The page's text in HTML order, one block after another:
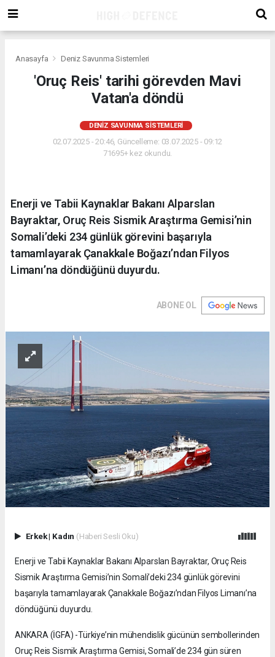
Anasayfa Deniz Savunma Sistemleri
'Oruç Reis' tarihi görevden Mavi
Vatan'a döndü
DENIZ SAVUNMA SISTEMLERI
02.07.2025 - 20:46, Güncelleme: 03.07.2025 - 09:12
71695+ kez okundu.
Enerji ve Tabii Kaynaklar Bakanı Alparslan
Bayraktar, Oruç Reis Sismik Araştırma Gemisi’nin
Somali’deki 234 günlük görevini başarıyla
tamamlayarak Çanakkale Boğazı’ndan Filyos
Limanı’na döndüğünü duyurdu.
ABONE OL
Erkek| Kadın (Haberi Sesli Oku)
Enerji ve Tabii Kaynaklar Bakanı Alparslan Bayraktar, Oruç Reis
Sismik Araştırma Gemisi’nin Somali’deki 234 günlük görevini
başarıyla tamamlayarak Çanakkale Boğazı’ndan Filyos Limanı’na
döndüğünü duyurdu.
ANKARA (İGFA) -Türkiye’nin mühendislik gücünün sembollerinden
Oruç Reis Sismik Araştırma Gemisi, Somali’de 234 gün süren